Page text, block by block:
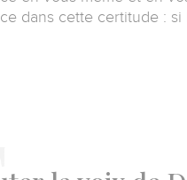
dans cette certitude :